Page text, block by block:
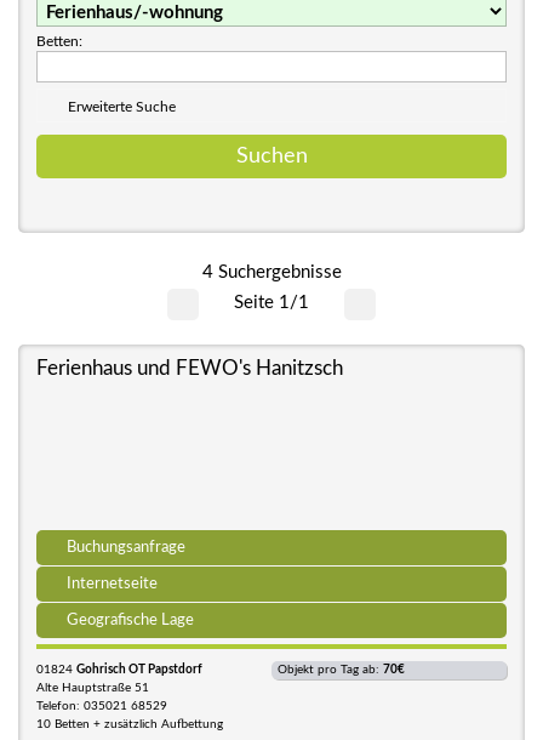
Betten:
Erweiterte Suche
4 Suchergebnisse
Seite 1/1
Ferienhaus und FEWO's Hanitzsch
Buchungsanfrage
Internetseite
Geografische Lage
01824 Gohrisch OT Papstdorf
Alte Hauptstraße 51
Telefon: 035021 68529
10 Betten + zusätzlich Aufbettung
Objekt pro Tag ab: 70€